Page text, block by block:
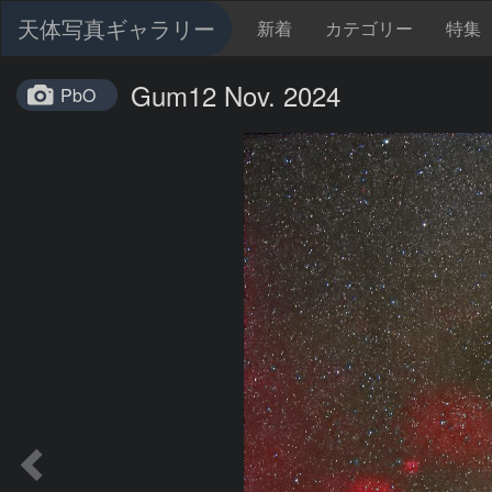
天体写真ギャラリー 新着 カテゴリー 特集
PbO Gum12 Nov. 2024